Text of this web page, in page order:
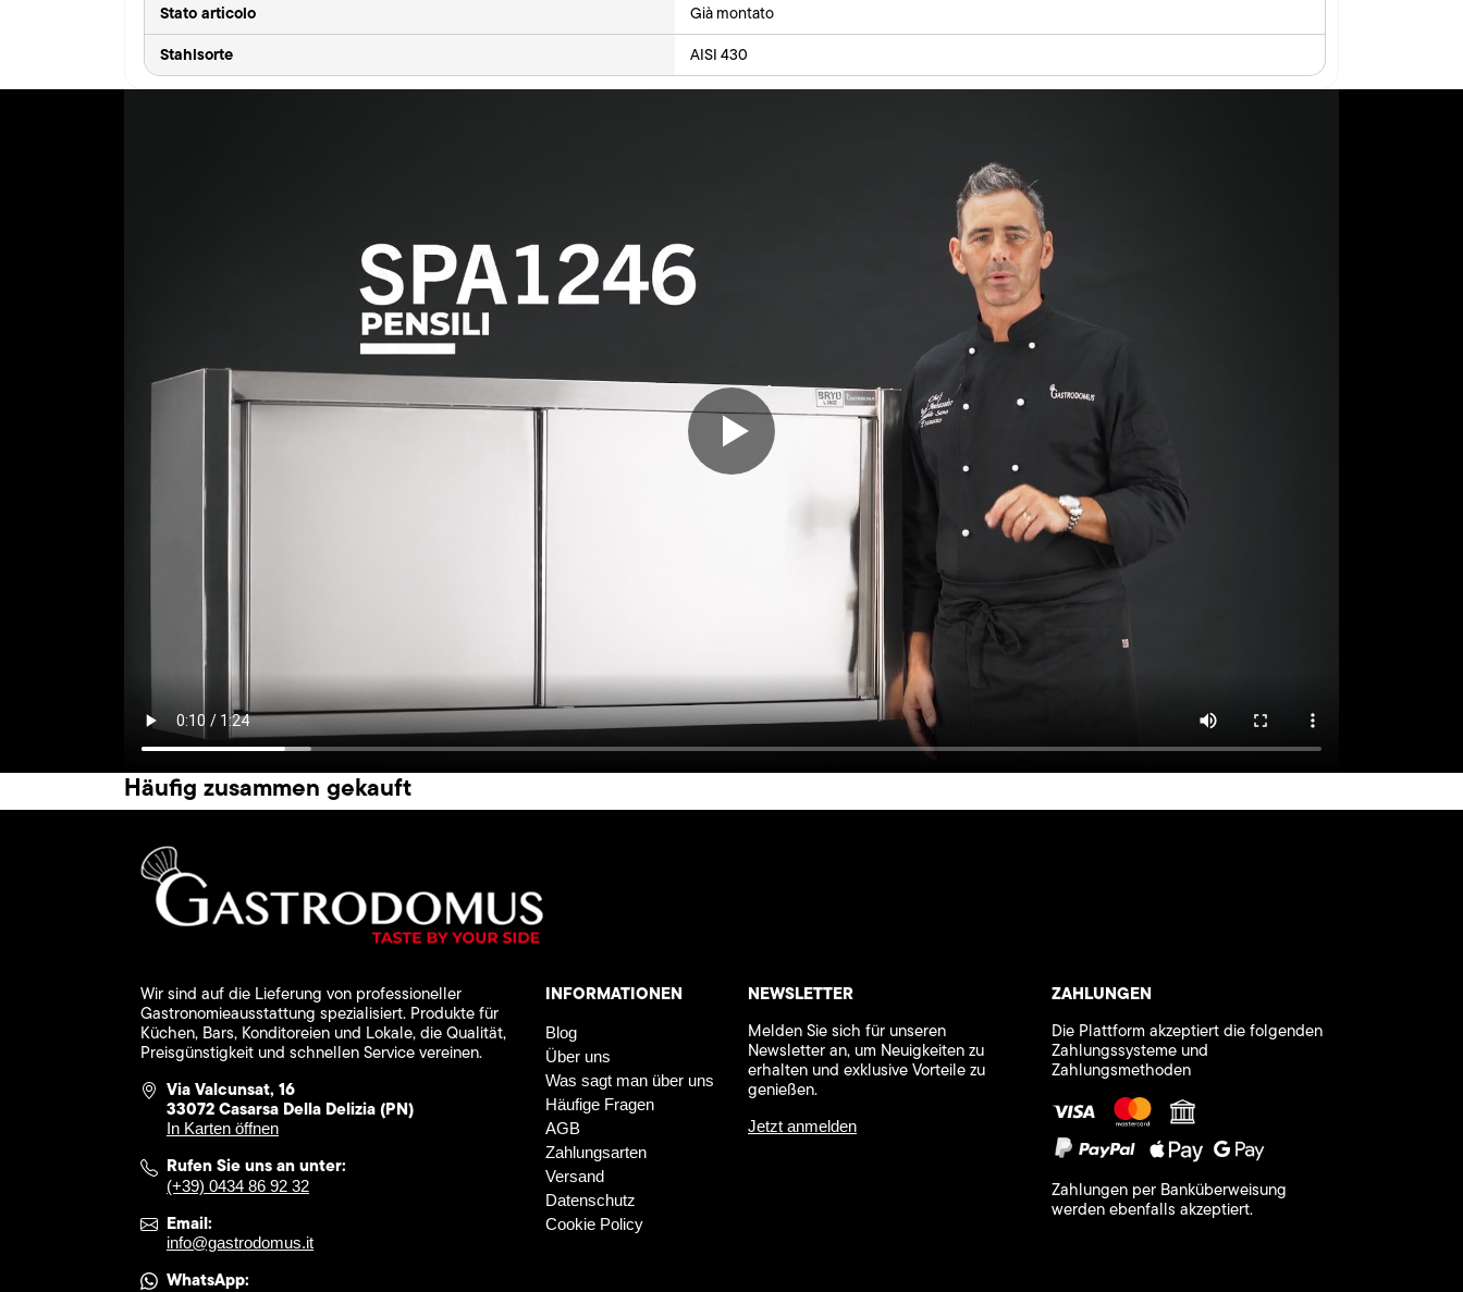
Stato articolo Già montato
Stahlsorte AISI 430
Häufig zusammen gekauft
Wir sind auf die Lieferung von professioneller
Gastronomieausstattung spezialisiert. Produkte für
Küchen, Bars, Konditoreien und Lokale, die Qualität,
Preisgünstigkeit und schnellen Service vereinen.
Via Valcunsat, 16
33072 Casarsa Della Delizia (PN)
In Karten öffnen
Rufen Sie uns an unter:
(+39) 0434 86 92 32
Email:
info@gastrodomus.it
WhatsApp:
INFORMATIONEN
Blog
Über uns
Was sagt man über uns
Häufige Fragen
AGB
Zahlungsarten
Versand
Datenschutz
Cookie Policy
NEWSLETTER
Melden Sie sich für unseren
Newsletter an, um Neuigkeiten zu
erhalten und exklusive Vorteile zu
genießen.
Jetzt anmelden
ZAHLUNGEN
Die Plattform akzeptiert die folgenden
Zahlungssysteme und
Zahlungsmethoden
Zahlungen per Banküberweisung
werden ebenfalls akzeptiert.